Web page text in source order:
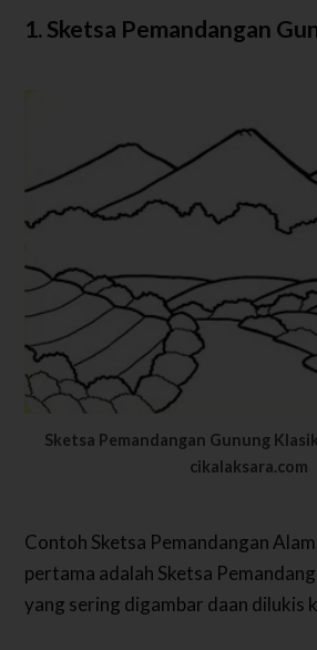
1. Sketsa Pemandangan
Sketsa Pemandangan Gunung
cikalaksara.com
Contoh Sketsa Pemandangan
pertama adalah Sketsa
yang sering digambar daan dilukis